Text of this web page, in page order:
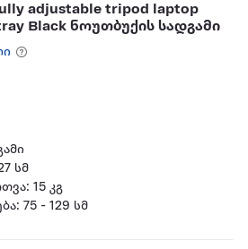
adjustable tripod laptop
Black ნოუთბუქის სადგამი
სმ
15 კგ
75 - 129 სმ